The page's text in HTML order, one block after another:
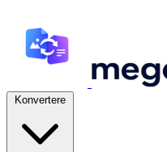
Konvertere